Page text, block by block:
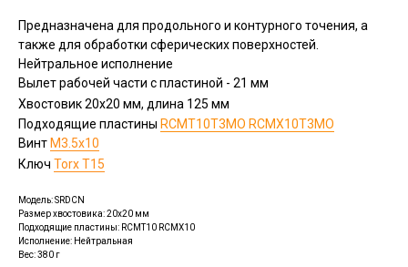
Предназначена для продольного и контурного точения, а
также для обработки сферических поверхностей.
Нейтральное исполнение
Вылет рабочей части с пластиной - 21 мм
Хвостовик 20х20 мм, длина 125 мм
Подходящие пластины RCMT10Т3MO RCMX10Т3MO
Винт M3.5x10
Ключ Torx T15
Модель: SRDCN
Размер хвостовика: 20x20 мм
Подходящие пластины: RCMT10 RCMX10
Исполнение: Нейтральная
Вес: 380 г